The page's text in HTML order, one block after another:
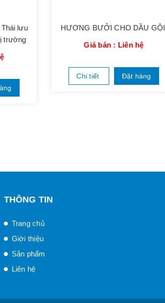
lưu
trường
HƯƠNG BƯỞI CHO DẦU GỘI
Giá bán : Liên hệ
Chi tiết Đặt hàng
THÔNG TIN
Trang chủ
Giới thiệu
Sản phẩm
Liên hệ